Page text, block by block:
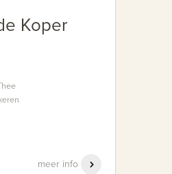
Koper
meer info